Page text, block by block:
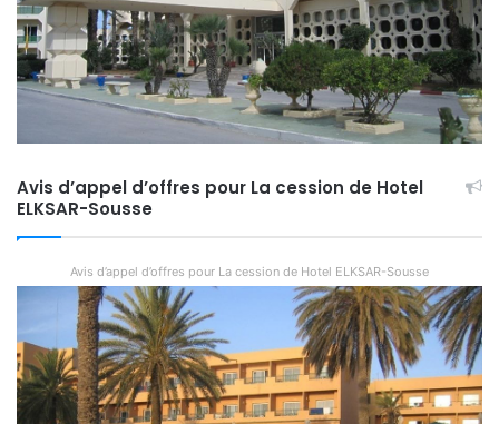
Avis d’appel d’offres pour La cession de Hotel
ELKSAR-Sousse
Avis d’appel d’offres pour La cession de Hotel ELKSAR-Sousse